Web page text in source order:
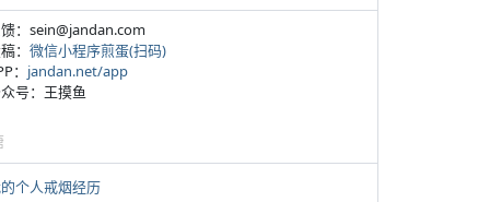
：sein@jandan.com
： 微信小程序煎蛋(扫码)
： jandan.net/app
号：王摸鱼
个人戒烟经历